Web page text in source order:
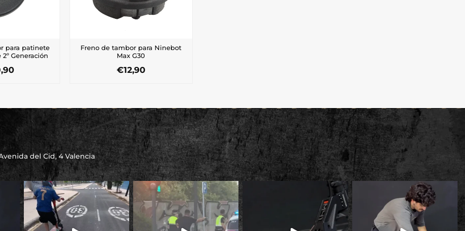
para patinete
Generación
Freno de tambor para Ninebot
Max G30
€12,90
del Cid, 4 Valencia